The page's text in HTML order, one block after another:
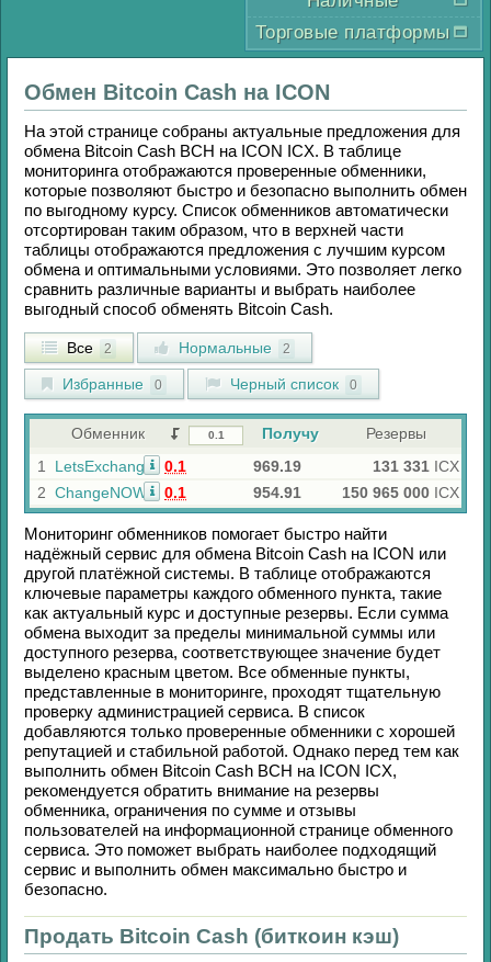
Торговые платформы
Обмен Bitcoin Cash на ICON
На этой странице собраны актуальные предложения для
обмена Bitcoin Cash BCH на ICON ICX. В таблице
мониторинга отображаются проверенные обменники,
которые позволяют быстро и безопасно выполнить обмен
по выгодному курсу. Список обменников автоматически
отсортирован таким образом, что в верхней части
таблицы отображаются предложения с лучшим курсом
обмена и оптимальными условиями. Это позволяет легко
сравнить различные варианты и выбрать наиболее
выгодный способ обменять Bitcoin Cash.
Все 2 Нормальные 2
Избранные 0 Черный список 0
Обменник Получу
Резервы
1
LetsExchange 0.1 969.19 131 331 ICX
2 ChangeNOW 0.1 954.91 150 965 000 ICX
Мониторинг обменников помогает быстро найти
надёжный сервис для обмена Bitcoin Cash на ICON или
другой платёжной системы. В таблице отображаются
ключевые параметры каждого обменного пункта, такие
как актуальный курс и доступные резервы. Если сумма
обмена выходит за пределы минимальной суммы или
доступного резерва, соответствующее значение будет
выделено красным цветом. Все обменные пункты,
представленные в мониторинге, проходят тщательную
проверку администрацией сервиса. В список
добавляются только проверенные обменники с хорошей
репутацией и стабильной работой. Однако перед тем как
выполнить обмен Bitcoin Cash BCH на ICON ICX,
рекомендуется обратить внимание на резервы
обменника, ограничения по сумме и отзывы
пользователей на информационной странице обменного
сервиса. Это поможет выбрать наиболее подходящий
сервис и выполнить обмен максимально быстро и
безопасно.
Продать Bitcoin Cash (биткоин кэш)